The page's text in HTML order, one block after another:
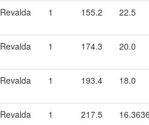
Revalda 1 155.2 22.5
Revalda 1 174.3 20.0
Revalda 1 193.4 18.0
Revalda 1 217.5